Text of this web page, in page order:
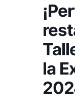
la